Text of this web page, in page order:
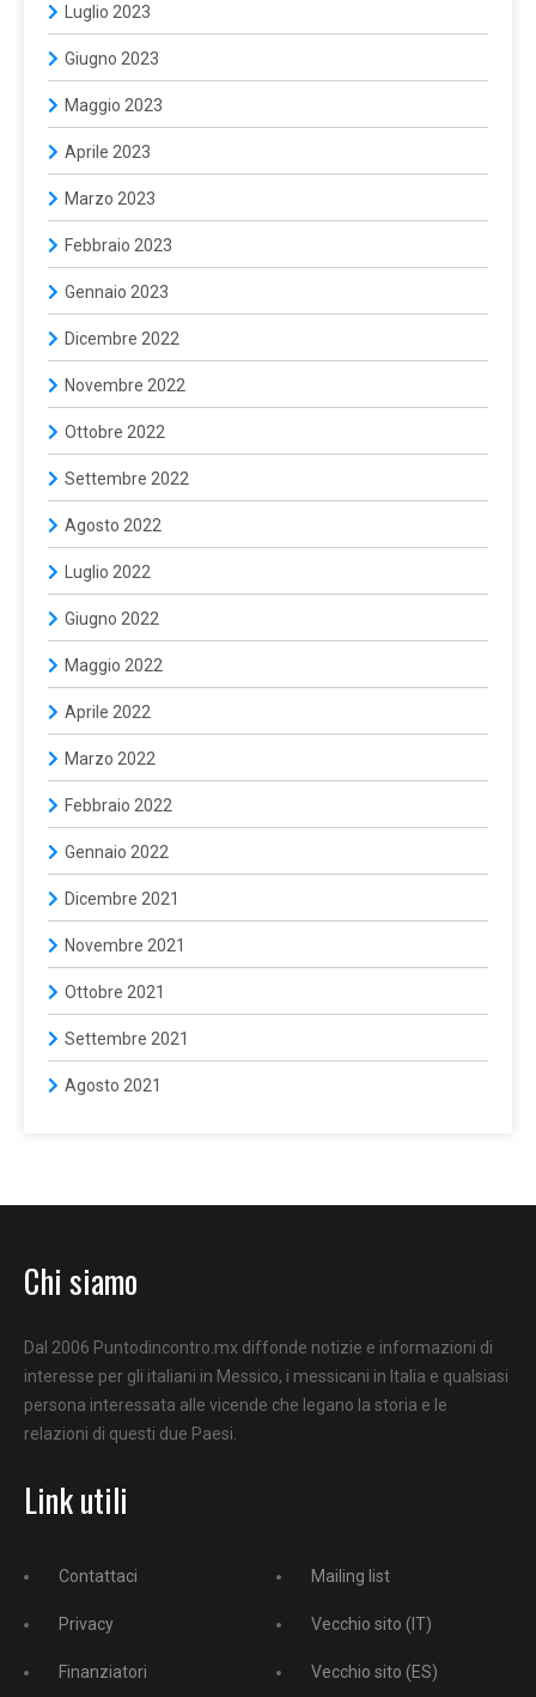
Luglio 2023
Giugno 2023
Maggio 2023
Aprile 2023
Marzo 2023
Febbraio 2023
Gennaio 2023
Dicembre 2022
Novembre 2022
Ottobre 2022
Settembre 2022
Agosto 2022
Luglio 2022
Giugno 2022
Maggio 2022
Aprile 2022
Marzo 2022
Febbraio 2022
Gennaio 2022
Dicembre 2021
Novembre 2021
Ottobre 2021
Settembre 2021
Agosto 2021
Chi siamo
Dal 2006 Puntodincontro.mx diffonde notizie e informazioni di
interesse per gli italiani in Messico, i messicani in Italia e qualsiasi
persona interessata alle vicende che legano la storia e le
relazioni di questi due Paesi.
Link utili
Contattaci
Privacy
Finanziatori
Mailing list
Vecchio sito (IT)
Vecchio sito (ES)